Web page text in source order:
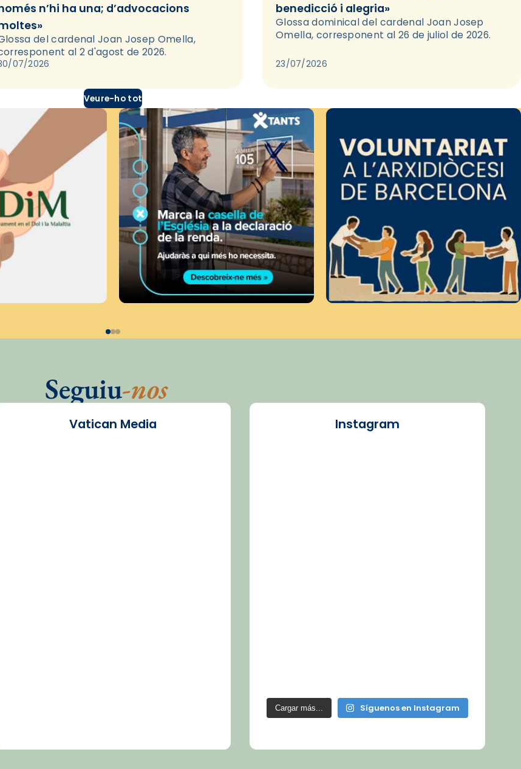
n’hi ha una; d’advocacions
del cardenal Joan Josep Omella,
al 2 d'agost de 2026.
07/2026
benedicció i alegria»
Glossa dominical del cardenal Joan Josep
Omella, corresponent al 26 de juliol de 2026.
23/07/2026
Veure-ho tot
Seguiu-nos
Vatican Media Instagram
Cargar más... Síguenos en Instagram